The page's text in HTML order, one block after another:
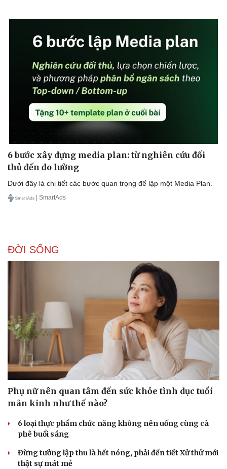
Doanh nghiệp
Thông tin doanh nghiệp
Doanh nghiệp 24h
Doanh nhân
Vì cộng đồng
Công nghệ
Sành điệu
Tin Công nghệ
Trải nghiệm
Chuyển đổi số
6 bước xây dựng media plan: từ nghiên cứu đối
thủ đến đo lường
Dưới đây là chi tiết các bước quan trọng để lập một Media Plan.
| SmartAds
ĐỜI SỐNG
Phụ nữ nên quan tâm đến sức khỏe tình dục tuổi
mãn kinh như thế nào?
6 loại thực phẩm chức năng không nên uống cùng cà
phê buổi sáng
Đừng tưởng lập thu là hết nóng, phải đến tiết Xử thử mới
thật sự mát mẻ